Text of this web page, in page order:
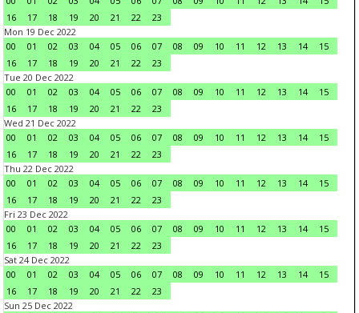
16
17 18 19 20 21 22
23
Mon 19 Dec 2022
00
01 02 03 04 05 06 07 08 09 10 11 12 13 14
15
16
17 18 19 20 21 22
23
Tue 20 Dec 2022
00
01 02 03 04 05 06 07 08 09 10 11 12 13 14
15
16
17 18 19 20 21 22
23
Wed 21 Dec 2022
00
01 02 03 04 05 06 07 08 09 10 11 12 13 14
15
16
17 18 19 20 21 22
23
Thu 22 Dec 2022
00
01 02 03 04 05 06 07 08 09 10 11 12 13 14
15
16
17 18 19 20 21 22
23
Fri 23 Dec 2022
00
01 02 03 04 05 06 07 08 09 10 11 12 13 14
15
16
17 18 19 20 21 22
23
Sat 24 Dec 2022
00
01 02 03 04 05 06 07 08 09 10 11 12 13 14
15
16
17 18 19 20 21 22
23
Sun 25 Dec 2022